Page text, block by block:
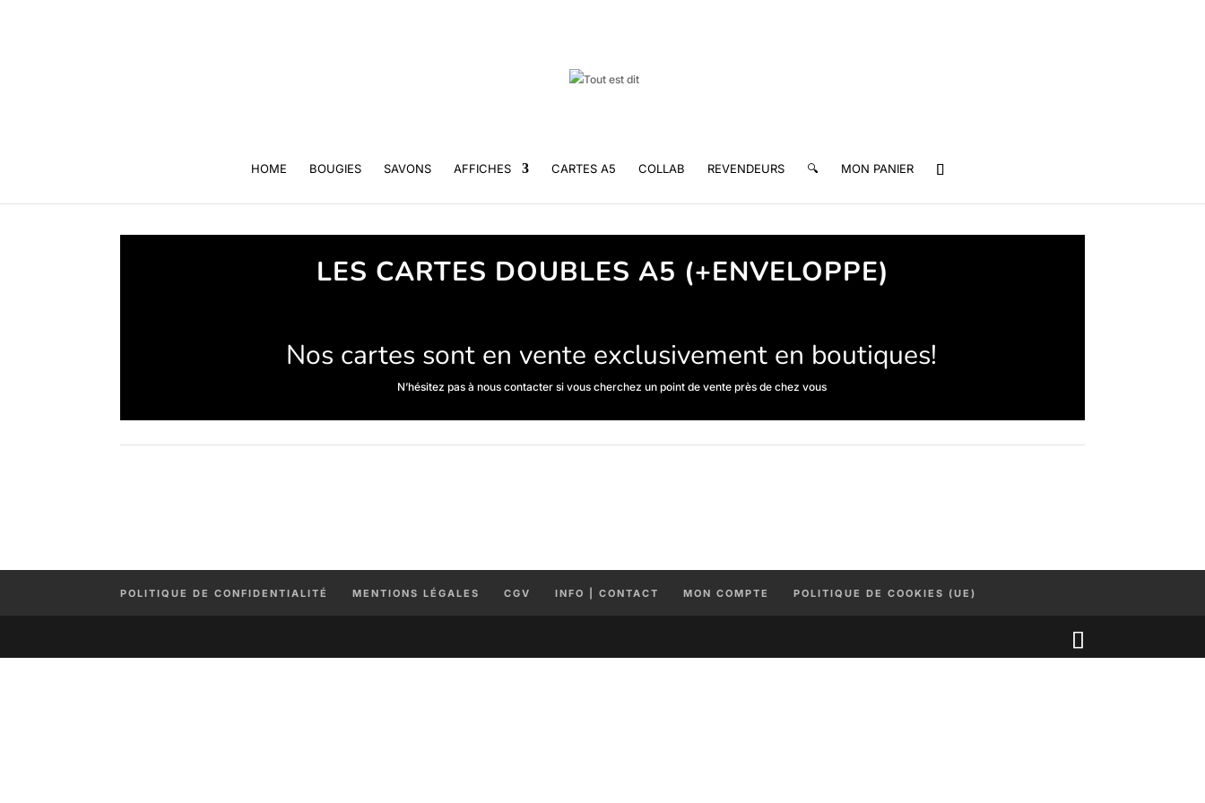
HOME BOUGIES SAVONS AFFICHES CARTES A5 COLLAB REVENDEURS 🔍 MON PANIER
LES CARTES DOUBLES A5 (+ENVELOPPE)
Nos cartes sont en vente exclusivement en boutiques!
N’hésitez pas à nous contacter si vous cherchez un point de vente près de chez vous
POLITIQUE DE CONFIDENTIALITÉ MENTIONS LÉGALES CGV INFO | CONTACT MON COMPTE POLITIQUE DE COOKIES (UE)